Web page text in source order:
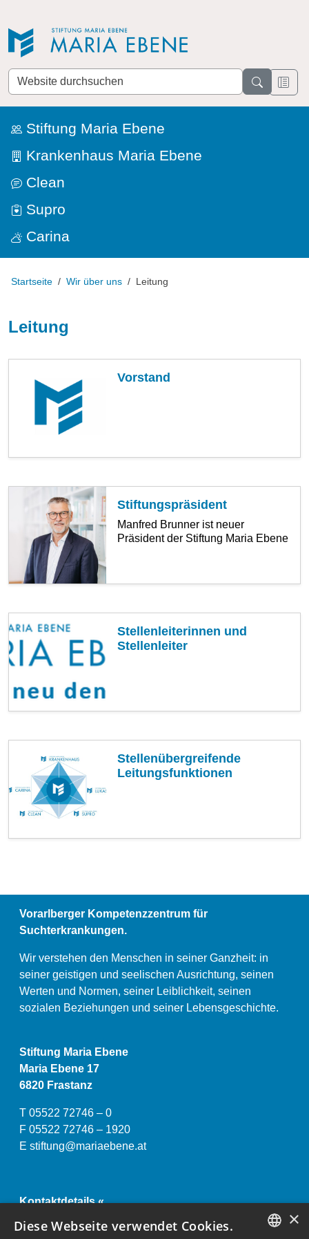
Website
durchsuchen
Stiftung Maria Ebene
Krankenhaus Maria Ebene
Clean
Supro
Carina
Startseite Wir über uns Leitung
Leitung
Vorstand
Stiftungspräsident
Manfred Brunner ist neuer
Präsident der Stiftung Maria Ebene
Stellenleiterinnen und
Stellenleiter
Stellenübergreifende
Leitungsfunktionen
Vorarlberger Kompetenzzentrum für
Suchterkrankungen.
Wir verstehen den Menschen in seiner Ganzheit: in
seiner geistigen und seelischen Ausrichtung, seinen
Werten und Normen, seiner Leiblichkeit, seinen
sozialen Beziehungen und seiner Lebensgeschichte.
Stiftung Maria Ebene
Maria Ebene 17
6820 Frastanz
T 05522 72746 – 0
F 05522 72746 – 1920
E stiftung@mariaebene.at
Kontaktdetails «
Anstaltsordnung «
×
Diese Webseite verwendet Cookies.